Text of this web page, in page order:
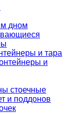
дном
и тара
и
стоечные
и поддонов